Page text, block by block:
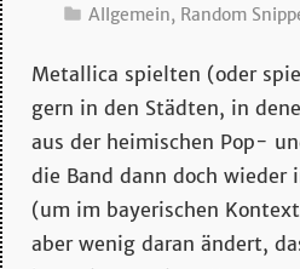
und
mehr…
Allgemein, Random
Metallica spielten (oder
gern in den Städten, in
aus der heimischen Pop-
die Band dann doch wieder
(um im bayerischen
aber wenig daran ändert,